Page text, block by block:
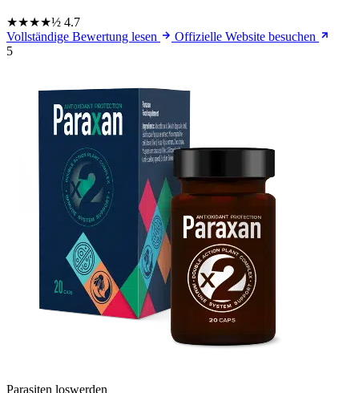
★★★★½ 4.7
Vollständige Bewertung lesen
Offizielle Website besuchen
5
Parasiten loswerden